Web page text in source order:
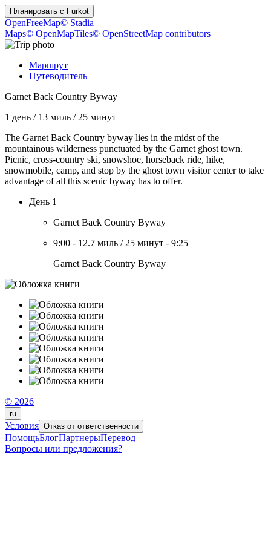
Планировать с Furkot
OpenFreeMap© Stadia
Maps© OpenMapTiles© OpenStreetMap contributors
Маршрут
Путеводитель
Garnet Back Country Byway
1 день / 13 миль / 25 минут
The Garnet Back Country byway lies in the midst of the
mountainous wilderness punctuated by the Garnet ghost town.
Picnic, cross-country ski, snowshoe, horseback ride, hike,
snowmobile, camp, and stop by the ghost town visitor center to take
advantage of all this scenic byway has to offer.
День 1
Garnet Back Country Byway
9:00 - 12.7 миль / 25 минут - 9:25
Garnet Back Country Byway
© 2026
ru
Условия Отказ от ответственности
ПомощьБлогПартнерыПеревод
Вопросы или предложения?